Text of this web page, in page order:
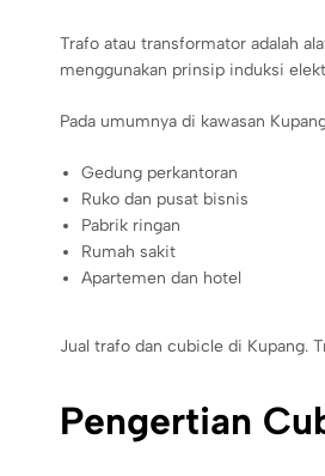
Trafo atau transformator adalah
menggunakan prinsip induksi
Pada umumnya di kawasan
Gedung perkantoran
Ruko dan pusat bisnis
Pabrik ringan
Rumah sakit
Apartemen dan hotel
Jual trafo dan cubicle di Kupang.
Pengertian